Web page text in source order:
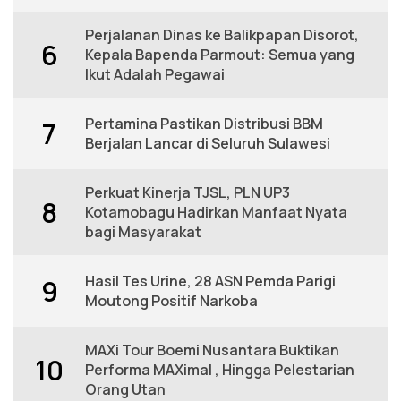
6
Perjalanan Dinas ke Balikpapan Disorot,
Kepala Bapenda Parmout: Semua yang
Ikut Adalah Pegawai
7
Pertamina Pastikan Distribusi BBM
Berjalan Lancar di Seluruh Sulawesi
8
Perkuat Kinerja TJSL, PLN UP3
Kotamobagu Hadirkan Manfaat Nyata
bagi Masyarakat
9
Hasil Tes Urine, 28 ASN Pemda Parigi
Moutong Positif Narkoba
10
MAXi Tour Boemi Nusantara Buktikan
Performa MAXimal , Hingga Pelestarian
Orang Utan